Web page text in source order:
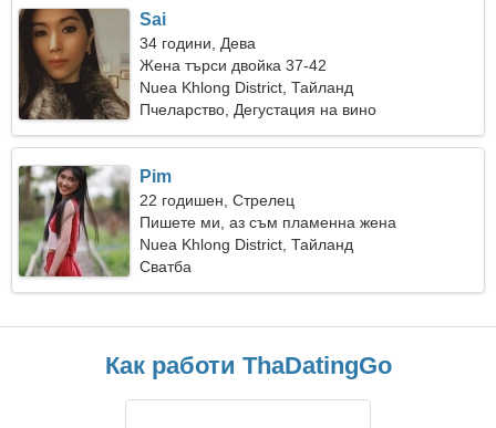
Sai
34 години, Дева
Жена търси двойка 37-42
Nuea Khlong District, Тайланд
Пчеларство, Дегустация на вино
Pim
22 годишен, Стрелец
Пишете ми, аз съм пламенна жена
Nuea Khlong District, Тайланд
Сватба
Как работи ThaDatingGo